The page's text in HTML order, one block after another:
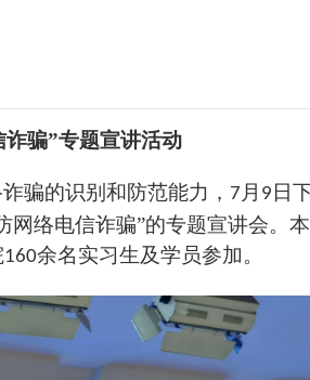
骗”专题宣讲活动
骗的识别和防范能力， 7 月 9 日
网络电信诈骗”的专题宣讲会。
160余名实习生及学员参加。